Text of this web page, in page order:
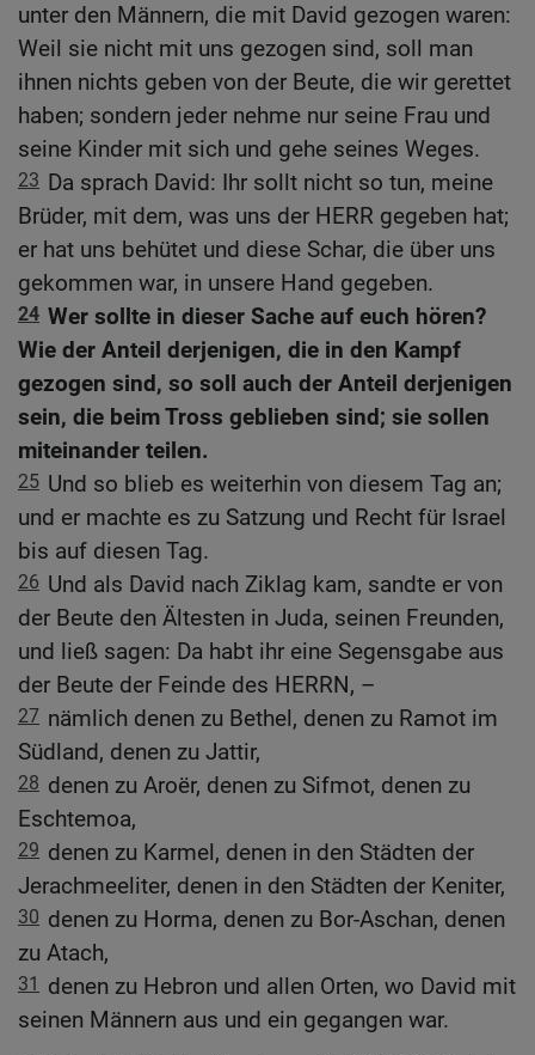
unter den Männern, die mit David gezogen waren:
Weil sie nicht mit uns gezogen sind, soll man
ihnen nichts geben von der Beute, die wir gerettet
haben; sondern jeder nehme nur seine Frau und
seine Kinder mit sich und gehe seines Weges.
23 Da sprach David: Ihr sollt nicht so tun, meine
Brüder, mit dem, was uns der HERR gegeben hat;
er hat uns behütet und diese Schar, die über uns
gekommen war, in unsere Hand gegeben.
24 Wer sollte in dieser Sache auf euch hören?
Wie der Anteil derjenigen, die in den Kampf
gezogen sind, so soll auch der Anteil derjenigen
sein, die beim Tross geblieben sind; sie sollen
miteinander teilen.
25 Und so blieb es weiterhin von diesem Tag an;
und er machte es zu Satzung und Recht für Israel
bis auf diesen Tag.
26 Und als David nach Ziklag kam, sandte er von
der Beute den Ältesten in Juda, seinen Freunden,
und ließ sagen: Da habt ihr eine Segensgabe aus
der Beute der Feinde des HERRN, –
27 nämlich denen zu Bethel, denen zu Ramot im
Südland, denen zu Jattir,
28 denen zu Aroër, denen zu Sifmot, denen zu
Eschtemoa,
29 denen zu Karmel, denen in den Städten der
Jerachmeeliter, denen in den Städten der Keniter,
30 denen zu Horma, denen zu Bor-Aschan, denen
zu Atach,
31
denen zu Hebron und allen Orten, wo David mit
seinen Männern aus und ein gegangen war.